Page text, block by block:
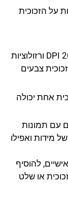
על הזכוכית
איכות ההדפסה יכולה להגיע עד 2000 DPI ורזולוציות
צבעים
אחת יכולה
עם תמונות
מידות ואפילו
להוסיף
או שלט